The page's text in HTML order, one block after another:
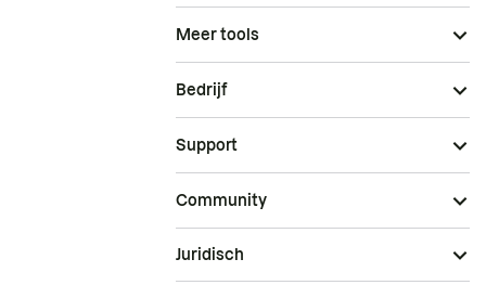
Meer tools
Bedrijf
Support
Community
Juridisch